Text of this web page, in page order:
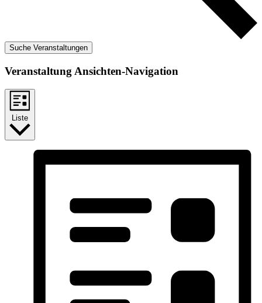
Suche Veranstaltungen
Veranstaltung Ansichten-Navigation
Liste